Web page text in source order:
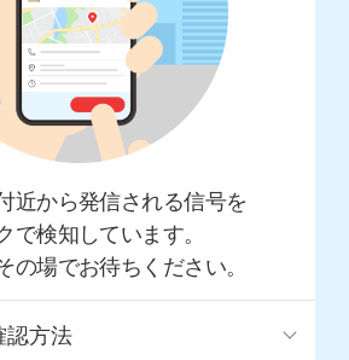
近から発信される信号を
で検知しています。
の場でお待ちください。
認方法